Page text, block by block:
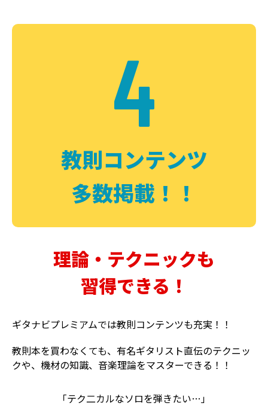
4
教則コンテンツ
多数掲載！！
理論・テクニックも
習得できる！
ギタナビプレミアムでは教則コンテンツも充実！！
教則本を買わなくても、有名ギタリスト直伝のテクニッ
クや、機材の知識、音楽理論をマスターできる！！
「テク二カルなソロを弾きたい…」